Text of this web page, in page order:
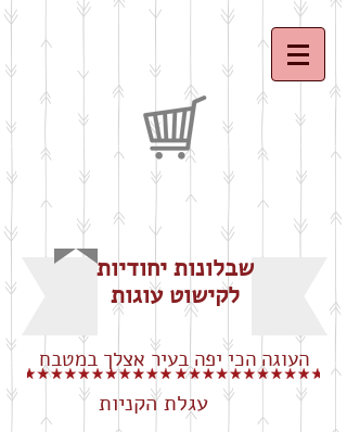
שבלונות יחודיות
לקישוט עוגות
העוגה הכי יפה בעיר אצלך במטבח
עגלת הקניות